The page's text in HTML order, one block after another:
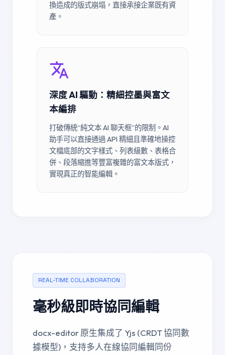
換造成的版式崩塌，直接承接企業既有資
產。
深度 AI 驅動：精細控墨與富文
本編排
打破傳統“純文本 AI 聊天框”的限制。AI
助手可以直接通過 API 精細且準確地操控
文檔底部的文字樣式、列表級數、表格合
併、段落縮進等豐富複雜的富文本版式，
實現真正的智能編輯。
REAL-TIME COLLABORATION
毫秒級即時協同編輯
docx-editor 原生集成了 Yjs (CRDT 協同數
據模型)，支持多人在線協同編輯同份